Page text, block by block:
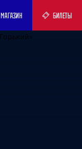
МАГАЗИН БИЛЕТЫ